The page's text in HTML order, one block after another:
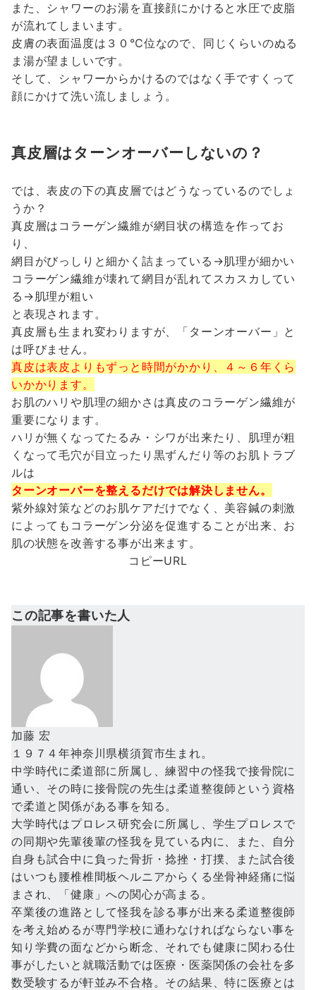
また、シャワーのお湯を直接顔にかけると水圧で皮脂
が流れてしまいます。
皮膚の表面温度は３０℃位なので、同じくらいのぬる
ま湯が望ましいです。
そして、シャワーからかけるのではなく手ですくって
顔にかけて洗い流しましょう。
真皮層はターンオーバーしないの？
では、表皮の下の真皮層ではどうなっているのでしょ
うか？
真皮層はコラーゲン繊維が網目状の構造を作ってお
り、
網目がびっしりと細かく詰まっている→肌理が細かい
コラーゲン繊維が壊れて網目が乱れてスカスカしてい
る→肌理が粗い
と表現されます。
真皮層も生まれ変わりますが、「ターンオーバー」と
は呼びません。
真皮は表皮よりもずっと時間がかかり、４～６年くら
いかかります。
お肌のハリや肌理の細かさは真皮のコラーゲン繊維が
重要になります。
ハリが無くなってたるみ・シワが出来たり、肌理が粗
くなって毛穴が目立ったり黒ずんだり等のお肌トラブ
ルは
ターンオーバーを整えるだけでは解決しません。
紫外線対策などのお肌ケアだけでなく、美容鍼の刺激
によってもコラーゲン分泌を促進することが出来、お
肌の状態を改善する事が出来ます。
コピーURL
この記事を書いた人
加藤 宏
１９７４年神奈川県横須賀市生まれ。
中学時代に柔道部に所属し、練習中の怪我で接骨院に
通い、その時に接骨院の先生は柔道整復師という資格
で柔道と関係がある事を知る。
大学時代はプロレス研究会に所属し、学生プロレスで
の同期や先輩後輩の怪我を見ている内に、また、自分
自身も試合中に負った骨折・捻挫・打撲、また試合後
はいつも腰椎椎間板ヘルニアからくる坐骨神経痛に悩
まされ、「健康」への関心が高まる。
卒業後の進路として怪我を診る事が出来る柔道整復師
を考え始めるが専門学校に通わなければならない事を
知り学費の面などから断念、それでも健康に関わる仕
事がしたいと就職活動では医療・医薬関係の会社を多
数受験するが軒並み不合格。その結果、特に医療とは